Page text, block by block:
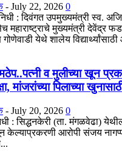
- July 22, 2026 0
: दिवंगत उपमुख्यमंत्री स्व.
महाराष्ट्राचे मुख्यमंत्री देवेंद्र
गोणेवाडी येथे शालेय
व मुलीच्या खून
मांजरांच्या पिलाच्या
- July 20, 2026 0
: सिद्धनकेरी (ता. मंगळवेढा)
केल्याप्रकरणी आरोपी संजय